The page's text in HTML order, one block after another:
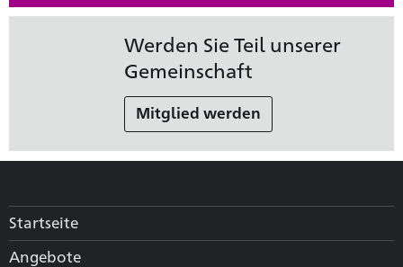
Werden Sie Teil unserer
Gemeinschaft
Mitglied werden
Startseite
Angebote